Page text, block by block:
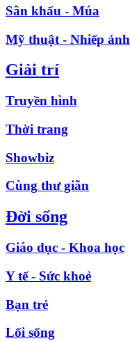
Sân khấu - Múa
Mỹ thuật - Nhiếp ảnh
Giải trí
Truyền hình
Thời trang
Showbiz
Cùng thư giãn
Đời sống
Giáo dục - Khoa học
Y tế - Sức khoẻ
Bạn trẻ
Lối sống